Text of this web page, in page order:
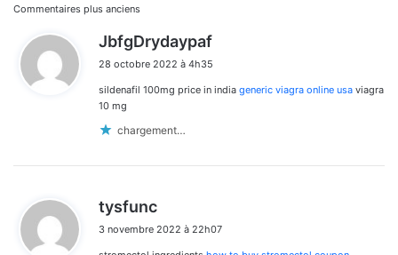
Navigation
dans
les
commentaires
Commentaires plus anciens
JbfgDrydaypaf
28 octobre 2022 à 4h35
sildenafil 100mg price in india generic viagra online usa viagra
10 mg
chargement…
tysfunc
t
3 novembre 2022 à 22h07